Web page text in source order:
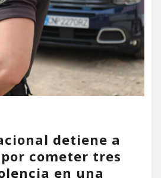
detiene a
cometer tres
en una